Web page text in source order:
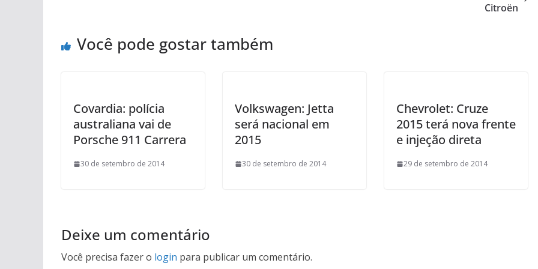
Citroën
Você pode gostar também
Covardia: polícia
australiana vai de
Porsche 911 Carrera
30 de setembro de 2014
Volkswagen: Jetta
será nacional em
2015
30 de setembro de 2014
Chevrolet: Cruze
2015 terá nova frente
e injeção direta
29 de setembro de 2014
Deixe um comentário
Você precisa fazer o login para publicar um comentário.